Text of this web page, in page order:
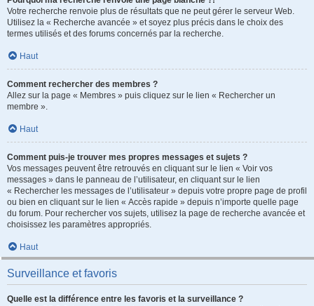
Votre recherche renvoie plus de résultats que ne peut gérer le serveur Web.
Utilisez la « Recherche avancée » et soyez plus précis dans le choix des
termes utilisés et des forums concernés par la recherche.
Haut
Comment rechercher des membres ?
Allez sur la page « Membres » puis cliquez sur le lien « Rechercher un
membre ».
Haut
Comment puis-je trouver mes propres messages et sujets ?
Vos messages peuvent être retrouvés en cliquant sur le lien « Voir vos
messages » dans le panneau de l’utilisateur, en cliquant sur le lien
« Rechercher les messages de l’utilisateur » depuis votre propre page de profil
ou bien en cliquant sur le lien « Accès rapide » depuis n’importe quelle page
du forum. Pour rechercher vos sujets, utilisez la page de recherche avancée et
choisissez les paramètres appropriés.
Haut
Surveillance et favoris
Quelle est la différence entre les favoris et la surveillance ?